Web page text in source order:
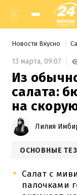
Новости Вкусно
13 марта, 09:07
Из
салата:
на
Лилия
ОСНОВНЫЕ
Салат с
палочками